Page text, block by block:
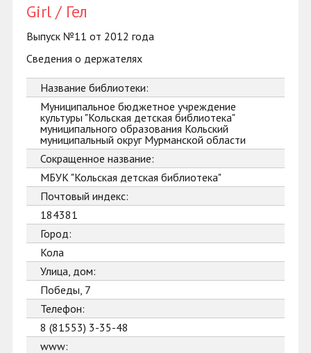
Girl / Гел
Выпуск №11 от 2012 года
Сведения о держателях
Название библиотеки:
Муниципальное бюджетное учреждение
культуры "Кольская детская библиотека"
муниципального образования Кольский
муниципальный округ Мурманской области
Сокращенное название:
МБУК "Кольская детская библиотека"
Почтовый индекс:
184381
Город:
Кола
Улица, дом:
Победы, 7
Телефон:
8 (81553) 3-35-48
www: